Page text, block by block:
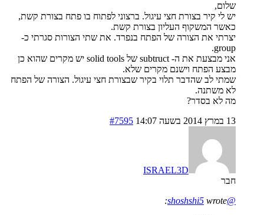
שלום,
יש לי קיר בצורת חצי עיגול. ברצוני לפתוח בו פתח בצורת קשת,
כאשר המשקוף העליון בצורת קשת.
יצרתי את הצורה של הפתח בנפרד. את שתי הצורות סגרתי כ-
group.
אני מבצעת את ה- subtruct של solid tools יש מקרים שהוא כן
מבצע הפתח וישנם מקרים שלא.
שמתי לב שהדבר תלוי בקיר שבצורת חצי עיגול. הצורה של הפתח
לא משתנה.
מה לא בסדר?
#7595
ISRAEL3D
wrote: